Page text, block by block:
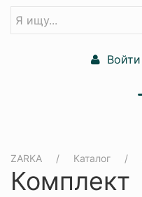
Войти
ZARKA Каталог
Комплект